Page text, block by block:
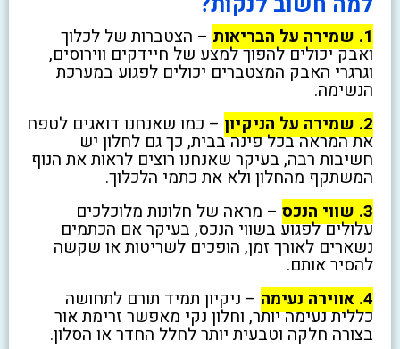
1. שמירה על הבריאות – הצטברות של לכלוך
ואבק יכולים להפוך למצע של חיידקים ווירוסים,
וגרגרי האבק המצטברים יכולים לפגוע במערכת
הנשימה.
2. שמירה על הניקיון
– כמו שאנחנו דואגים לטפח
את המראה בכל פינה בבית, כך גם לחלון יש
חשיבות רבה, בעיקר שאנחנו רוצים לראות את הנוף
המשתקף מהחלון ולא את כתמי הלכלוך.
3. שווי הנכס
– מראה של חלונות מלוכלכים
עלולים לפגוע בשווי הנכס, בעיקר אם הכתמים
נשארים לאורך זמן, הופכים לשריטות או שקשה
להסיר אותם.
4. אווירה נעימה
– ניקיון תמיד תורם לתחושה
כללית נעימה יותר, וחלון נקי מאפשר זרימת אור
בצורה חלקה וטבעית יותר לחלל החדר או הסלון.